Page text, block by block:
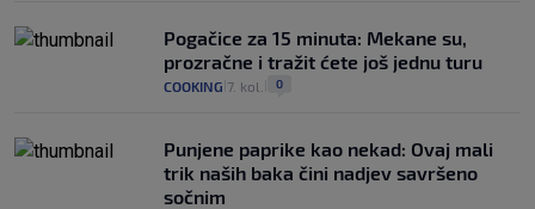
Pogačice za 15 minuta: Mekane su,
prozračne i tražit ćete još jednu turu
COOKING 7. kol. 0
Punjene paprike kao nekad: Ovaj mali
trik naših baka čini nadjev savršeno
sočnim